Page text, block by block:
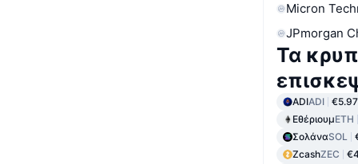
Micron
JPmorgan
Τα
ADIADI €5.97
ΕθέριουμETH
ΣολάναSOL
ZcashZEC